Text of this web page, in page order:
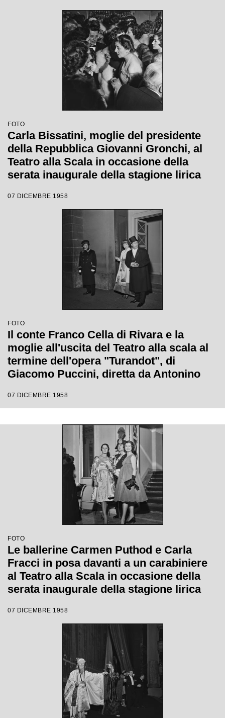
FOTO
Carla Bissatini, moglie del presidente
della Repubblica Giovanni Gronchi, al
Teatro alla Scala in occasione della
serata inaugurale della stagione lirica
Giacomo Puccini, diretta da Antonino
Votto con la regia di Margherita
07 DICEMBRE 1958
FOTO
Il conte Franco Cella di Rivara e la
moglie all'uscita del Teatro alla scala al
termine dell'opera "Turandot", di
Giacomo Puccini, diretta da Antonino
Wallmann, che inaugura la stagione
07 DICEMBRE 1958
FOTO
Le ballerine Carmen Puthod e Carla
Fracci in posa davanti a un carabiniere
al Teatro alla Scala in occasione della
serata inaugurale della stagione lirica
Giacomo Puccini, diretta da Antonino
Votto con la regia di Margherita
07 DICEMBRE 1958